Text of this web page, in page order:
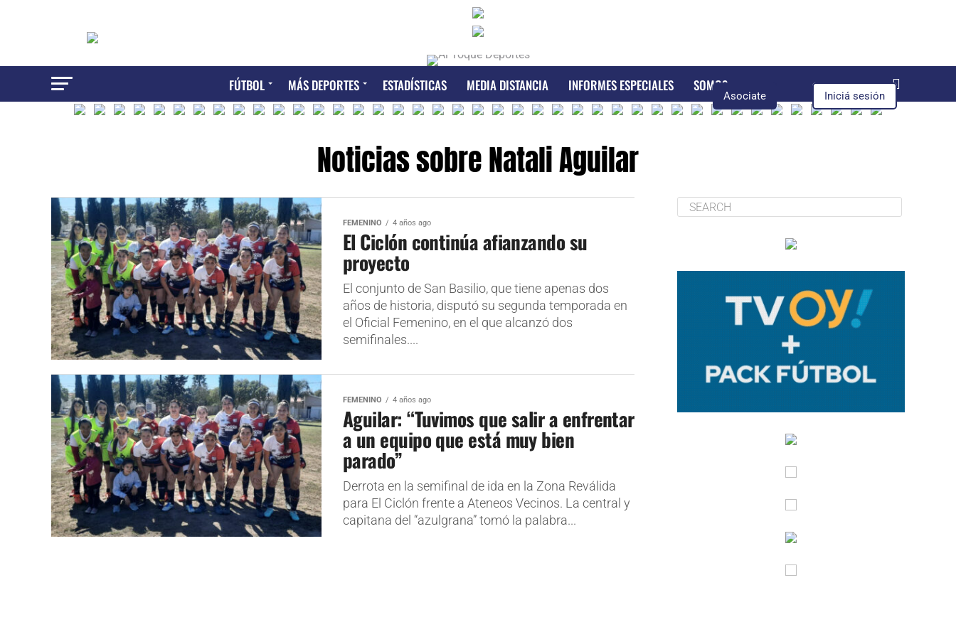
Asociate Iniciá sesión
FÚTBOL MÁS DEPORTES ESTADÍSTICAS MEDIA DISTANCIA INFORMES ESPECIALES SOMOS
Noticias sobre Natali Aguilar
FEMENINO 4 años ago
El Ciclón continúa afianzando su
proyecto
El conjunto de San Basilio, que tiene apenas dos
años de historia, disputó su segunda temporada en
el Oficial Femenino, en el que alcanzó dos
semifinales....
FEMENINO 4 años ago
Aguilar: “Tuvimos que salir a enfrentar
a un equipo que está muy bien
parado”
Derrota en la semifinal de ida en la Zona Reválida
para El Ciclón frente a Ateneos Vecinos. La central y
capitana del “azulgrana” tomó la palabra...